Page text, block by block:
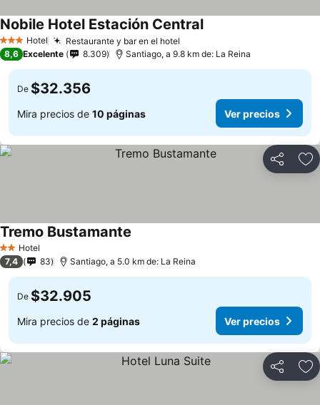
3 Estrellas
Hotel Restaurante y bar en el hotel
Nobile Hotel Estación Central
8,6 Excelente 8.309 Santiago, a 9.8 km de: La Reina
De $32.356
Mira precios de 10 páginas Ver precios
Compartir
2 Estrellas
Hotel
Tremo Bustamante
7,4 83 Santiago, a 5.0 km de: La Reina
De $32.905
Mira precios de 2 páginas Ver precios
Compartir